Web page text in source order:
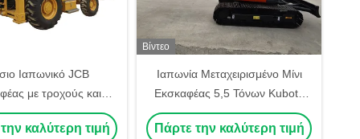
Ιαπωνικό JCB
με τροχούς και
προς Αποστολή
καλύτερη τιμή
Βίντεο
Ιαπωνία Μεταχειρισμένο Μίνι
Εκσκαφέας 5,5 Τόνων Kubota
U55 Μεταχειρισμένο Μικρό
Εκσκαφέας Kubota U40 U55
Πάρτε την καλύτερη τιμή